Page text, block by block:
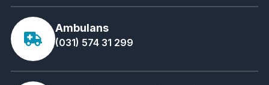
Ambulans
(031) 574 31 299